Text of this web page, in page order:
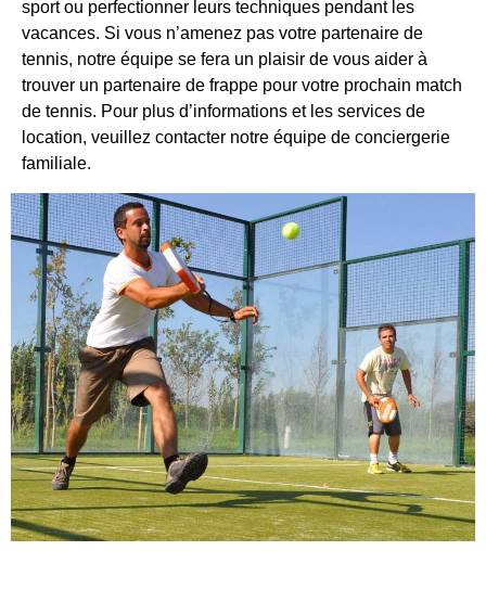
sport ou perfectionner leurs techniques pendant les
vacances. Si vous n’amenez pas votre partenaire de
tennis, notre équipe se fera un plaisir de vous aider à
trouver un partenaire de frappe pour votre prochain match
de tennis. Pour plus d’informations et les services de
location, veuillez contacter notre équipe de conciergerie
familiale.